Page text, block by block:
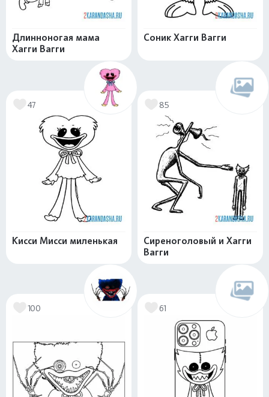
Длинноногая мама
Хагги Вагги
Соник Хагги Вагги
47
Кисси Мисси миленькая
85
Сиреноголовый и Хагги
Вагги
100 61